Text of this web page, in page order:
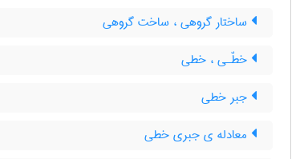
ساختار گروهی ، ساخت گروهی
خطّـی ، خطی
جبر خطی
معادله ی جبری خطی